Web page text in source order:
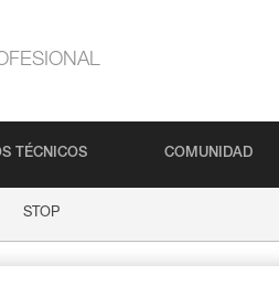
TÉCNICOS COMUNIDAD
STOP